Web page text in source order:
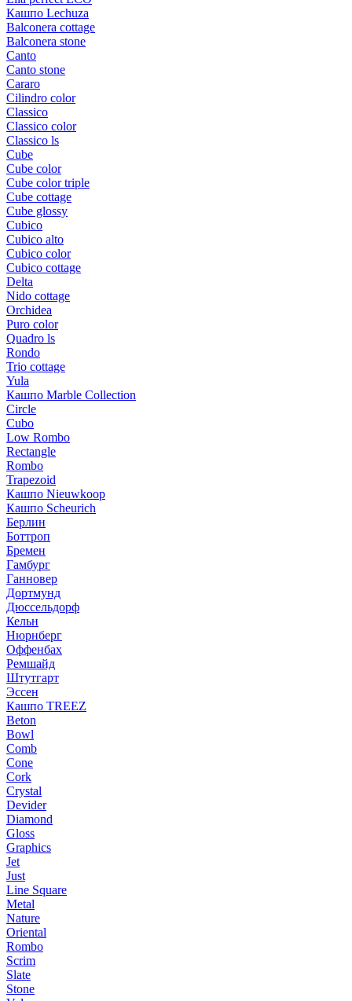
Кашпо Lechuza
Balconera cottage
Balconera stone
Canto
Canto stone
Cararo
Cilindro color
Classico
Classico color
Classico ls
Cube
Cube color
Cube color triple
Cube cottage
Cube glossy
Cubico
Cubico alto
Cubico color
Cubico cottage
Delta
Nido cottage
Orchidea
Puro color
Quadro ls
Rondo
Trio cottage
Yula
Кашпо Marble Collection
Circle
Cubo
Low Rombo
Rectangle
Rombo
Trapezoid
Кашпо Nieuwkoop
Кашпо Scheurich
Берлин
Боттроп
Бремен
Гамбург
Ганновер
Дортмунд
Дюссельдорф
Кельн
Нюрнберг
Оффенбах
Ремшайд
Штутгарт
Эссен
Кашпо TREEZ
Beton
Bowl
Comb
Cone
Cork
Crystal
Devider
Diamond
Gloss
Graphics
Jet
Just
Line Square
Metal
Nature
Oriental
Rombo
Scrim
Slate
Stone